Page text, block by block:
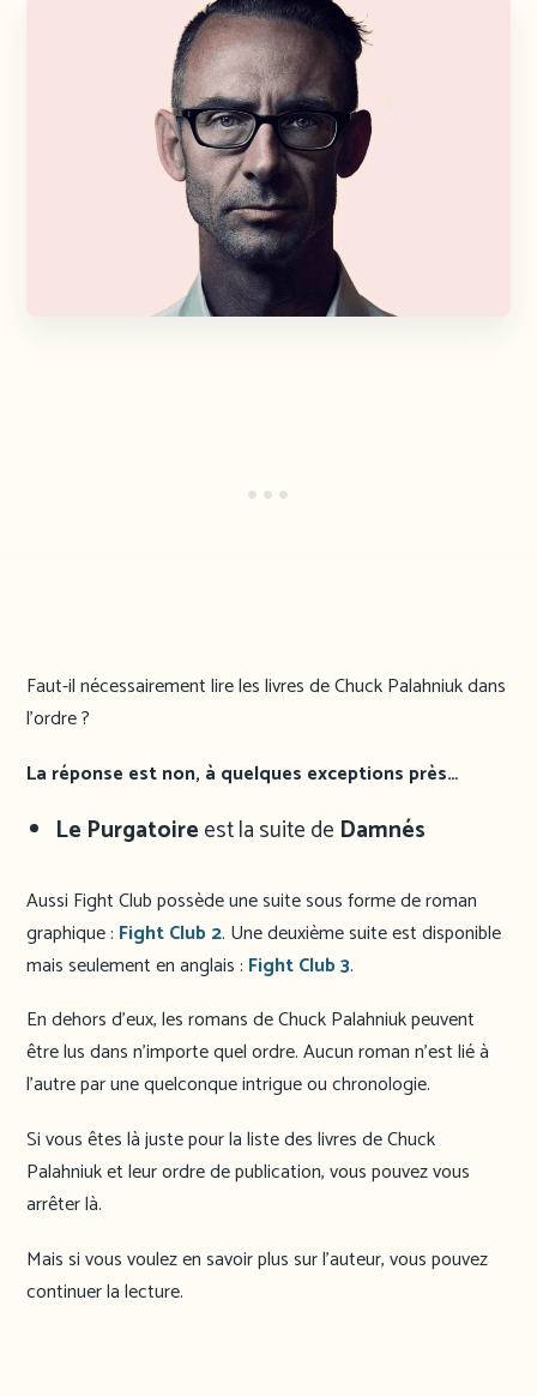
Faut-il nécessairement lire les livres de Chuck Palahniuk dans
l’ordre ?
La réponse est non, à quelques exceptions près…
Le Purgatoireest la suite de Damnés
Aussi Fight Club possède une suite sous forme de roman
graphique : Fight Club 2. Une deuxième suite est disponible
mais seulement en anglais : Fight Club 3.
En dehors d’eux, les romans de Chuck Palahniuk peuvent
être lus dans n’importe quel ordre. Aucun roman n’est lié à
l’autre par une quelconque intrigue ou chronologie.
Si vous êtes là juste pour la liste des livres de Chuck
Palahniuk et leur ordre de publication, vous pouvez vous
arrêter là.
Mais si vous voulez en savoir plus sur l’auteur, vous pouvez
continuer la lecture.